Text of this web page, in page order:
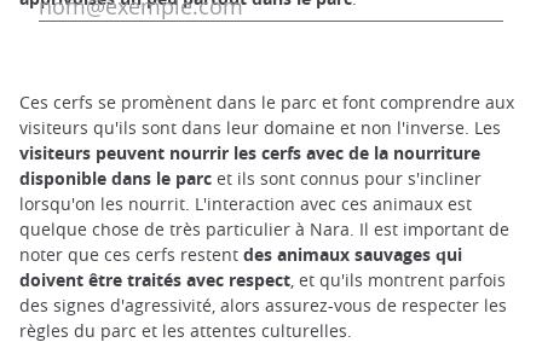
Ces cerfs se promènent dans le parc et font comprendre aux
visiteurs qu'ils sont dans leur domaine et non l'inverse. Les
visiteurs peuvent nourrir les cerfs avec de la nourriture
disponible dans le parc et ils sont connus pour s'incliner
lorsqu'on les nourrit. L'interaction avec ces animaux est
quelque chose de très particulier à Nara. Il est important de
noter que ces cerfs restent des animaux sauvages qui
doivent être traités avec respect , et qu'ils montrent parfois
des signes d'agressivité, alors assurez-vous de respecter les
règles du parc et les attentes culturelles.